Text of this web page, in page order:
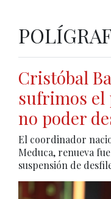
Cristóbal
sufrimos el
no poder
El coordinador
Meduca, renueva
suspensión de